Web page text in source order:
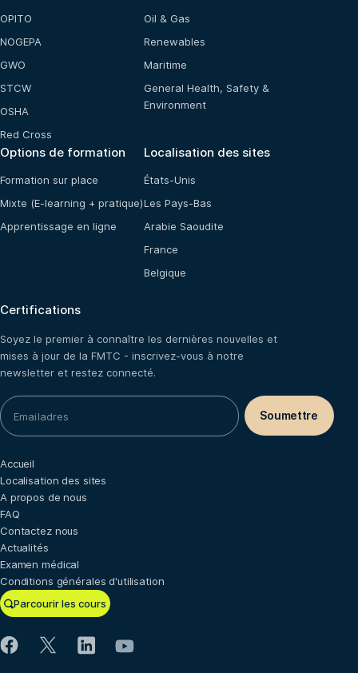
OPITO
NOGEPA
GWO
STCW
OSHA
Red Cross
Oil & Gas
Renewables
Maritime
General Health, Safety &
Environment
Options de formation
Formation sur place
Mixte (E-learning + pratique)
Apprentissage en ligne
Localisation des sites
États-Unis
Les Pays-Bas
Arabie Saoudite
France
Belgique
Certifications
Soyez le premier à connaître les dernières nouvelles et
mises à jour de la FMTC - inscrivez-vous à notre
newsletter et restez connecté.
Parcourir les cours
Accueil
Localisation des sites
A propos de nous
FAQ
Contactez nous
Actualités
Examen médical
Conditions générales d'utilisation